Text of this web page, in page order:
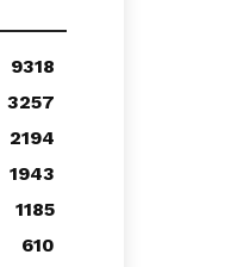
9318
3257
2194
1943
1185
610